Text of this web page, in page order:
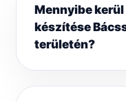
Mennyibe
készítése
területén?